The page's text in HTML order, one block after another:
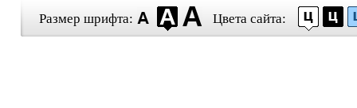
Размер шрифта: Цвета сайта: